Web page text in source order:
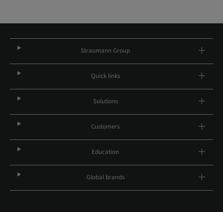
Straumann Group
Quick links
Solutions
Customers
Education
Global brands